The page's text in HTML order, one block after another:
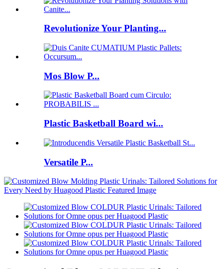
Revolutionize Your Planting...
Mos Blow P...
Plastic Basketball Board wi...
Versatile P...